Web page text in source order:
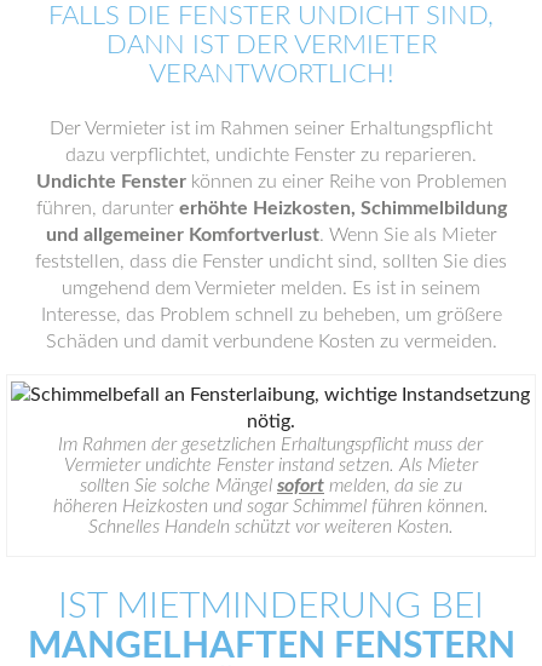
FALLS DIE FENSTER UNDICHT SIND,
DANN IST DER VERMIETER
VERANTWORTLICH!
Der Vermieter ist im Rahmen seiner Erhaltungspflicht
dazu verpflichtet, undichte Fenster zu reparieren.
Undichte Fensterkönnen zu einer Reihe von Problemen
führen, darunter erhöhte Heizkosten, Schimmelbildung
und allgemeiner Komfortverlust. Wenn Sie als Mieter
feststellen, dass die Fenster undicht sind, sollten Sie dies
umgehend dem Vermieter melden. Es ist in seinem
Interesse, das Problem schnell zu beheben, um größere
Schäden und damit verbundene Kosten zu vermeiden.
Im Rahmen der gesetzlichen Erhaltungspflicht muss der
Vermieter undichte Fenster instand setzen. Als Mieter
sollten Sie solche Mängel sofortmelden, da sie zu
höheren Heizkosten und sogar Schimmel führen können.
Schnelles Handeln schützt vor weiteren Kosten.
IST MIETMINDERUNG BEI
MANGELHAFTEN FENSTERN